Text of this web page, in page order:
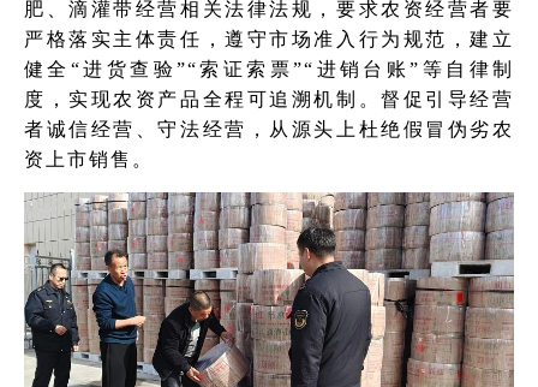
肥、滴灌带经营相关法律法规，要求农资经营者要
严格落实主体责任，遵守市场准入行为规范，建立
健全“进货查验”“索证索票”“进销台账”等自律制
度，实现农资产品全程可追溯机制。督促引导经营
者诚信经营、守法经营，从源头上杜绝假冒伪劣农
资上市销售。